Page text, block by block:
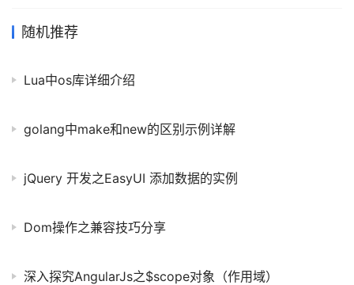
随机推荐
Lua中os库详细介绍
golang中make和new的区别示例详解
jQuery 开发之EasyUI 添加数据的实例
Dom操作之兼容技巧分享
深入探究AngularJs之$scope对象（作用域）